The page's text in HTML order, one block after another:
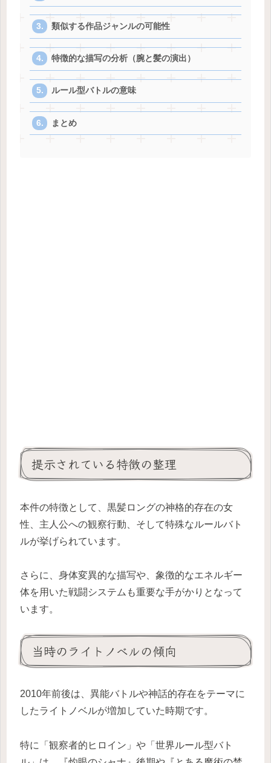
類似する作品ジャンルの可能性
特徴的な描写の分析（腕と髪の演出）
ルール型バトルの意味
まとめ
提示されている特徴の整理
本件の特徴として、黒髪ロングの神格的存在の女
性、主人公への観察行動、そして特殊なルールバト
ルが挙げられています。
さらに、身体変異的な描写や、象徴的なエネルギー
体を用いた戦闘システムも重要な手がかりとなって
います。
当時のライトノベルの傾向
2010年前後は、異能バトルや神話的存在をテーマに
したライトノベルが増加していた時期です。
特に「観察者的ヒロイン」や「世界ルール型バト